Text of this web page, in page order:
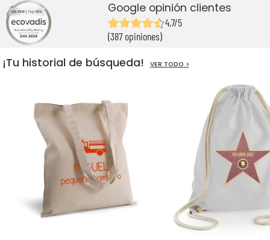
Google opinión clientes
4,7/5
(387 opiniones)
¡Tu historial de búsqueda! VER TODO >